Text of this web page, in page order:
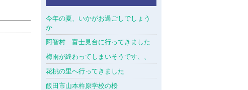
今年の夏、いかがお過ごしでしょう
か
阿智村 富士見台に行ってきました
梅雨が終わってしまいそうです、、
花桃の里へ行ってきました
飯田市山本杵原学校の桜